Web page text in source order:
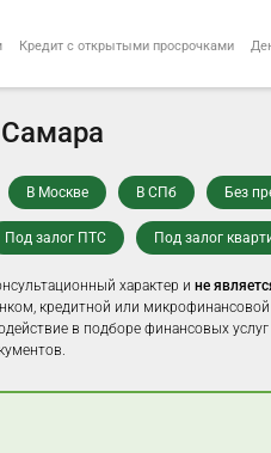
Кредит с открытыми просрочками
В Москве В СПб Без
Под залог ПТС Под залог
характер и не
кредитной или микрофинансовой
в подборе финансовых услуг